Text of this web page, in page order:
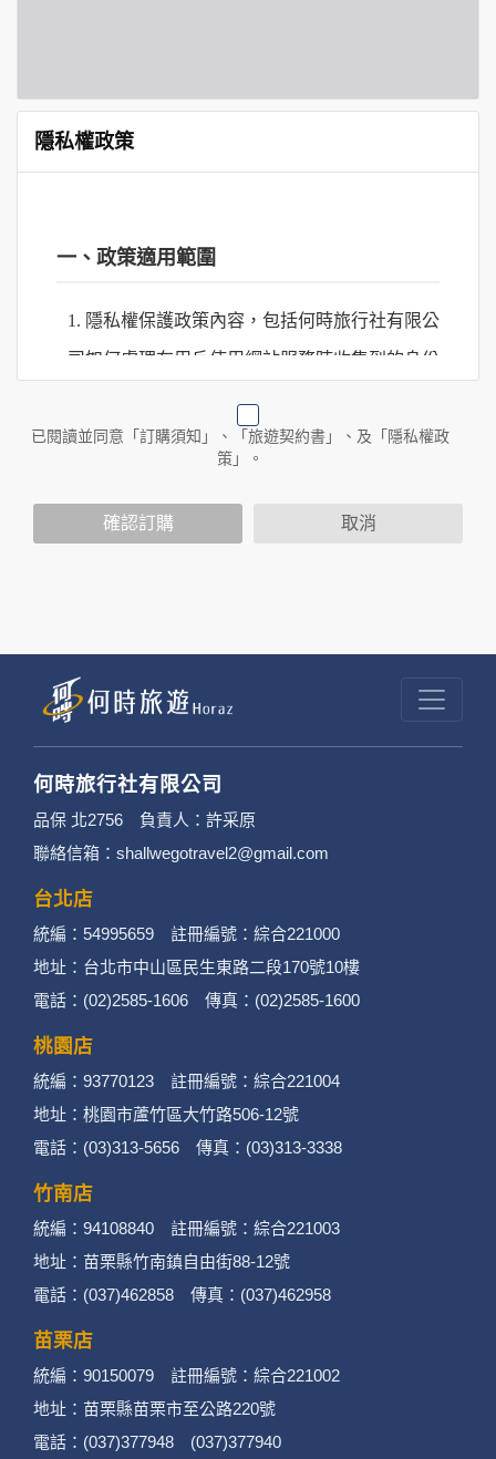
隱私權政策
一、政策適用範圍
1. 隱私權保護政策內容，包括何時旅行社有限公
司如何處理在用戶使用網站服務時收集到的身份
份識別資料。
以外的公司 or 網站群，與非何時旅行社有限公
提供的個人資訊，這些廣告廠商或連結網站有其
個別的隱私權保護政策，其資料處理措施不適用
3. 您個人在何時旅行社有限公司旗下網站上的聊
天室或討論區中任意公開個人資料的行為，在非
經加密的保護下，不適用於何時旅行社有限公司
隱私權保護政策。
二、個資蒐集處理利用
2. 蒐集目的：提供本公司相關服務、行銷、客戶
管理、會員管理及其他與第三人合作之行銷推廣
活動。
3. 個人資料類別：
辨識個人者(包含但不限於中英文姓名、地
號、社群．媒體帳號、網路平台申請之帳
號及其他任何可辨識資料本人者等)。
辨識財務者(包含但不限於金融機構帳戶之
已閱讀並同意「訂購須知」、「旅遊契約書」、及「隱私權政
策」。
確認訂購 取消
何時旅行社有限公司
品保 北2756 負責人：許采原
聯絡信箱：shallwegotravel2@gmail.com
台北店
統編：54995659 註冊編號：綜合221000
地址：台北市中山區民生東路二段170號10樓
電話：(02)2585-1606 傳真：(02)2585-1600
桃園店
統編：93770123 註冊編號：綜合221004
地址：桃園市蘆竹區大竹路506-12號
電話：(03)313-5656 傳真：(03)313-3338
竹南店
統編：94108840 註冊編號：綜合221003
地址：苗栗縣竹南鎮自由街88-12號
電話：(037)462858 傳真：(037)462958
苗栗店
統編：90150079 註冊編號：綜合221002
地址：苗栗縣苗栗市至公路220號
電話：(037)377948 (037)377940